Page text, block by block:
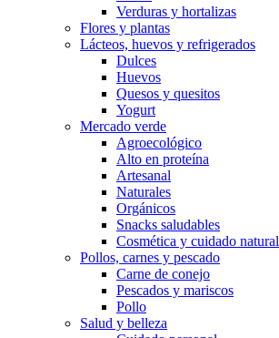
Verduras y hortalizas
Flores y plantas
Lácteos, huevos y refrigerados
Dulces
Huevos
Quesos y quesitos
Yogurt
Mercado verde
Agroecológico
Alto en proteína
Artesanal
Naturales
Orgánicos
Snacks saludables
Cosmética y cuidado natural
Pollos, carnes y pescado
Carne de conejo
Pescados y mariscos
Pollo
Salud y belleza